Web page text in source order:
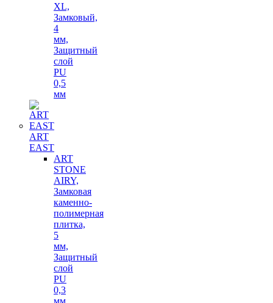
XL,
Замковый,
4
мм,
Защитный
слой
PU
0,5
мм
ART
EAST
ART
STONE
AIRY,
Замковая
каменно-
полимерная
плитка,
5
мм,
Защитный
слой
PU
0,3
мм